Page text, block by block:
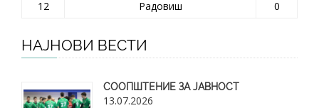
12
Радовиш 0
НАЈНОВИ ВЕСТИ
СООПШТЕНИЕ ЗА ЈАВНОСТ
13.07.2026